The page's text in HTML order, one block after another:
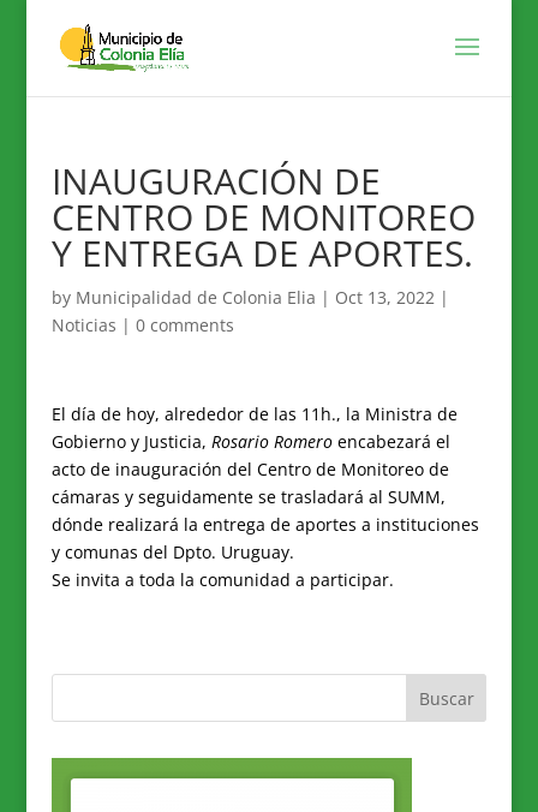
INAUGURACIÓN DE
CENTRO DE MONITOREO
Y ENTREGA DE APORTES.
by Municipalidad de Colonia Elia | Oct 13, 2022|
Noticias | 0 comments
El día de hoy, alrededor de las 11h., la Ministra de
Gobierno y Justicia, Rosario Romeroencabezará el
acto de inauguración del Centro de Monitoreo de
cámaras y seguidamente se trasladará al SUMM,
dónde realizará la entrega de aportes a instituciones
y comunas del Dpto. Uruguay.
Se invita a toda la comunidad a participar.